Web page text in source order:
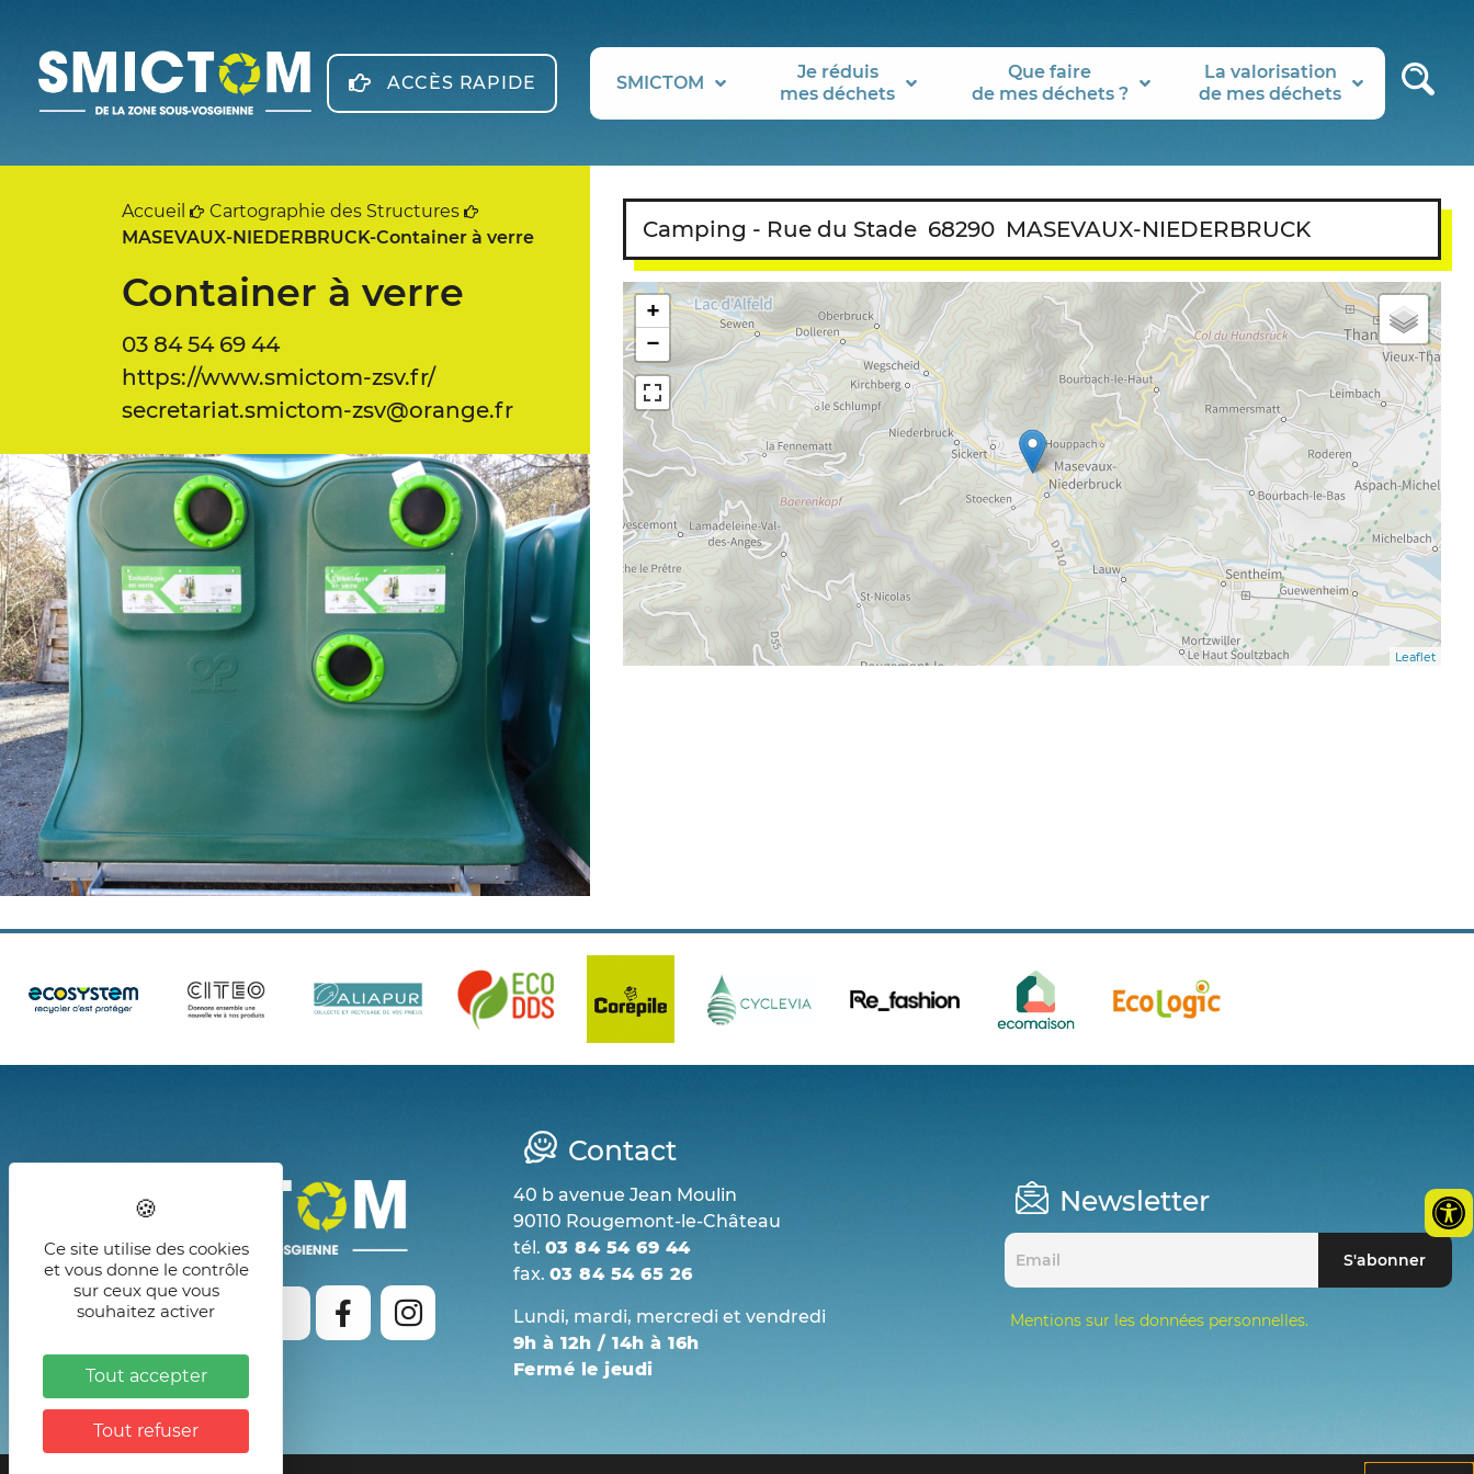
ACCÈS RAPIDE SMICTOM
Je réduis
mes déchets
Que faire
de mes déchets ?
La valorisation
de mes déchets
Accueil
Cartographie des Structures
MASEVAUX-NIEDERBRUCK-Container à verre
Container à verre
03 84 54 69 44
https://www.smictom-zsv.fr/
secretariat.smictom-zsv@orange.fr
Camping - Rue du Stade 68290 MASEVAUX-NIEDERBRUCK
+
−
Leaflet
Formulaires de contact
Contact
40 b avenue Jean Moulin
90110 Rougemont-le-Château
tél. 03 84 54 69 44
fax. 03 84 54 65 26
Lundi, mardi, mercredi et vendredi
9h à 12h / 14h à 16h
Fermé le jeudi
Newsletter
Mentions sur les données personnelles.
Ce site utilise des cookies
et vous donne le contrôle
sur ceux que vous
souhaitez activer
Tout accepter
Tout refuser